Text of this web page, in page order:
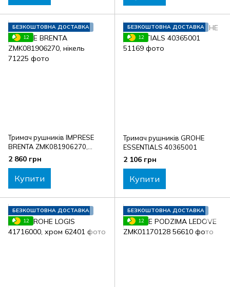
БЕЗКОШТОВНА ДОСТАВКА
12
Тримач рушників IMPRESE
BRENTA ZMK081906270,
нікель
2 860 грн
Купити
БЕЗКОШТОВНА ДОСТАВКА
12
Тримач рушників GROHE
ESSENTIALS 40365001
2 106 грн
Купити
БЕЗКОШТОВНА ДОСТАВКА
12
БЕЗКОШТОВНА ДОСТАВКА
12